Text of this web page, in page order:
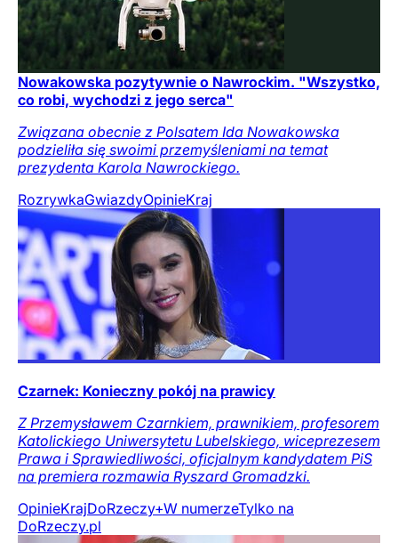
Nowakowska pozytywnie o Nawrockim. "Wszystko,
co robi, wychodzi z jego serca"
Związana obecnie z Polsatem Ida Nowakowska
podzieliła się swoimi przemyśleniami na temat
prezydenta Karola Nawrockiego.
RozrywkaGwiazdyOpinieKraj
Czarnek: Konieczny pokój na prawicy
Z Przemysławem Czarnkiem, prawnikiem, profesorem
Katolickiego Uniwersytetu Lubelskiego, wiceprezesem
Prawa i Sprawiedliwości, oficjalnym kandydatem PiS
na premiera rozmawia Ryszard Gromadzki.
OpinieKrajDoRzeczy+W numerzeTylko na
DoRzeczy.pl